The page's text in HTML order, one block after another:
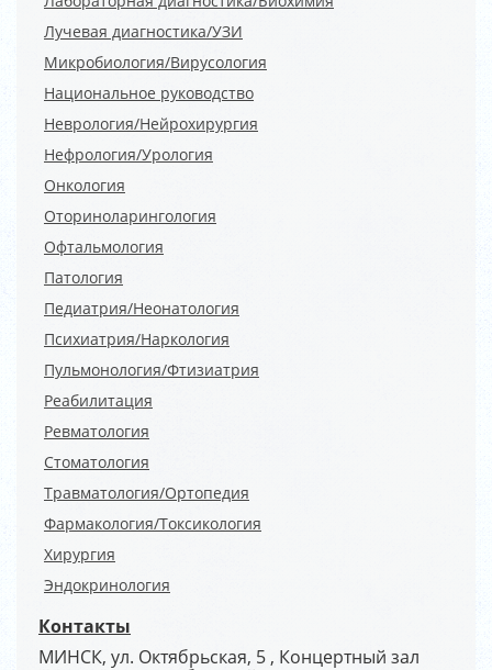
Лучевая диагностика/УЗИ
Микробиология/Вирусология
Национальное руководство
Неврология/Нейрохирургия
Нефрология/Урология
Онкология
Оториноларингология
Офтальмология
Патология
Педиатрия/Неонатология
Психиатрия/Наркология
Пульмонология/Фтизиатрия
Реабилитация
Ревматология
Стоматология
Травматология/Ортопедия
Фармакология/Токсикология
Хирургия
Эндокринология
Контакты
МИНСК, ул. Октябрьская, 5 , Концертный зал